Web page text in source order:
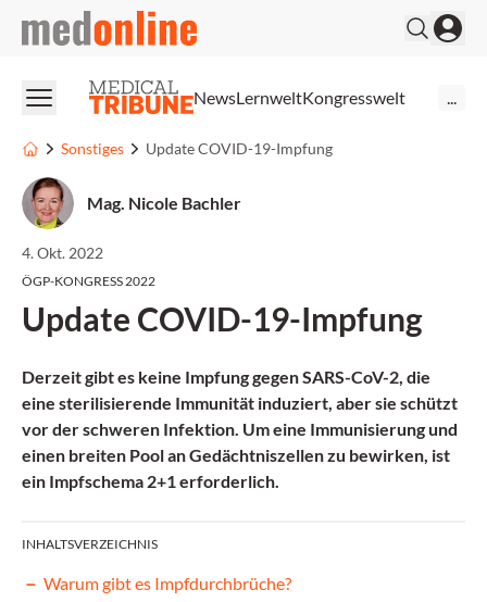
medonline
NewsLernweltKongresswelt
Sonstiges Update COVID-19-Impfung
Mag. Nicole Bachler
4. Okt. 2022
ÖGP-KONGRESS 2022
Update COVID-19-Impfung
Derzeit gibt es keine Impfung gegen SARS-CoV-2, die
eine sterilisierende Immunität induziert, aber sie schützt
vor der schweren Infektion. Um eine Immunisierung und
einen breiten Pool an Gedächtniszellen zu bewirken, ist
ein Impfschema 2+1 erforderlich.
INHALTSVERZEICHNIS
Warum gibt es Impfdurchbrüche?